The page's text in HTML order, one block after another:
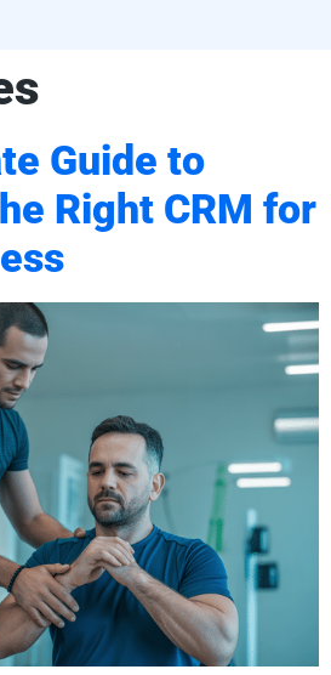
Guide to
Right CRM for